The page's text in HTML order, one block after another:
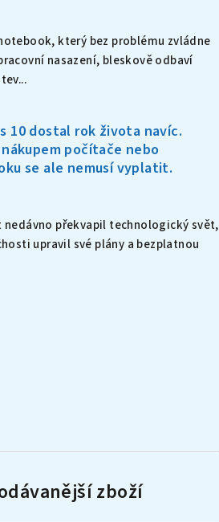
který bez problému zvládne
nasazení, bleskově odbaví
10 dostal rok života navíc.
počítače nebo
se ale nemusí vyplatit.
nedávno překvapil technologický svět,
upravil své plány a bezplatnou